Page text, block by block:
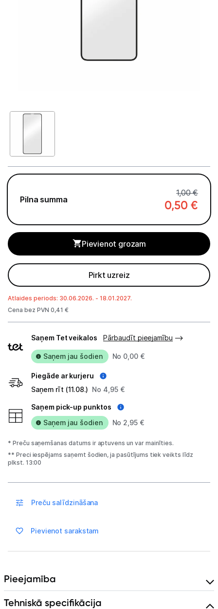
Atmiņas kartes
Auto telefona turētāji
Lādētāji, kabeļi un adapteri
Brīvroku austiņas
Piederumi
Stacionārie un bezvadu telefoni
Viedierīces
Sadzīves tehnika
Sports un atpūta
Ražotāju atjaunota tehnika
Vēlmju saraksts
Blogs
Tehnikas izvešana
Uzņēmumiem
Kontakti
Pilna summa
1,00 €
0,50 €
Pievienot grozam
Pirkt uzreiz
Atlaides periods: 30.06.2026. - 18.01.2027.
Cena bez PVN 0,41 €
veidi
Saņem Tet veikalos Pārbaudīt pieejamību
Saņem jau šodien No 0,00 €
Piegāde ar kurjeru
Saņem rīt (11.08.) No 4,95 €
Saņem pick-up punktos
Saņem jau šodien
No 2,95 €
* Preču saņemšanas datums ir aptuvens un var mainīties.
** Preci iespējams saņemt šodien, ja pasūtījums tiek veikts līdz
plkst. 13:00
Preču salīdzināšana
Pievienot sarakstam
Pieejamība
Tehniskā specifikācija